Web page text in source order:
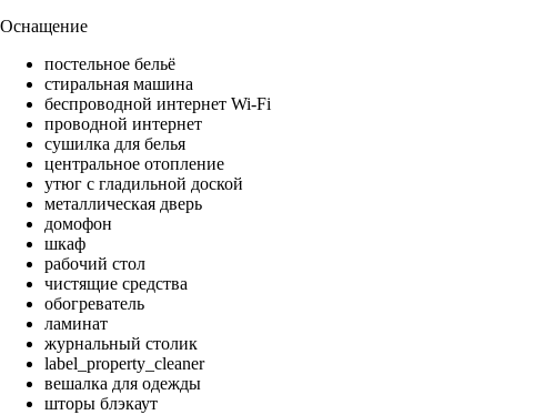
Оснащение
постельное бельё
стиральная машина
беспроводной интернет Wi-Fi
проводной интернет
сушилка для белья
центральное отопление
утюг с гладильной доской
металлическая дверь
домофон
шкаф
рабочий стол
чистящие средства
обогреватель
ламинат
журнальный столик
label_property_cleaner
вешалка для одежды
шторы блэкаут